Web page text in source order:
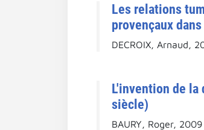
Les relations
provençaux
DECROIX, Arnaud,
L'invention de la
siècle)
BAURY, Roger, 2009